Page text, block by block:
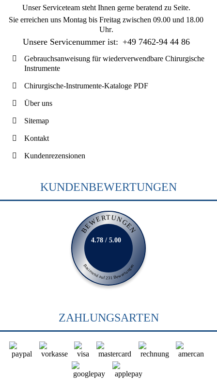
Unser Serviceteam steht Ihnen gerne beratend zu Seite.
Sie erreichen uns Montag bis Freitag zwischen 09.00 und 18.00
Uhr.
Unsere Servicenummer ist: +49 7462-94 44 86
Gebrauchsanweisung für wiederverwendbare Chirurgische
Instrumente
Chirurgische-Instrumente-Kataloge PDF
Über uns
Sitemap
Kontakt
Kundenrezensionen
KUNDENBEWERTUNGEN
BEWERTUNGEN
Basierend auf 231 Bewertungen
4.78 / 5.00
ZAHLUNGSARTEN